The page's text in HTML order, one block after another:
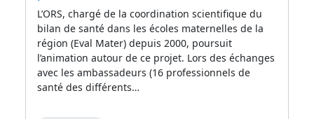
L’ORS, chargé de la coordination scientifique du
bilan de santé dans les écoles maternelles de la
région (Eval Mater) depuis 2000, poursuit
l’animation autour de ce projet. Lors des échanges
avec les ambassadeurs (16 professionnels de
santé des différents…